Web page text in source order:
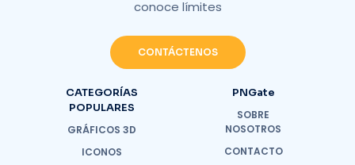
conoce límites
CONTÁCTENOS
CATEGORÍAS
POPULARES
GRÁFICOS 3D
ICONOS
PNGate
SOBRE
NOSOTROS
CONTACTO